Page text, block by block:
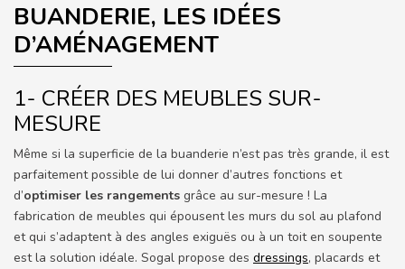
BUANDERIE, LES IDÉES
D’AMÉNAGEMENT
1- CRÉER DES MEUBLES SUR-
MESURE
Même si la superficie de la buanderie n’est pas très grande, il est
parfaitement possible de lui donner d’autres fonctions et
d’optimiser les rangements grâce au sur-mesure ! La
fabrication de meubles qui épousent les murs du sol au plafond
et qui s’adaptent à des angles exiguës ou à un toit en soupente
est la solution idéale. Sogal propose des dressings, placards et